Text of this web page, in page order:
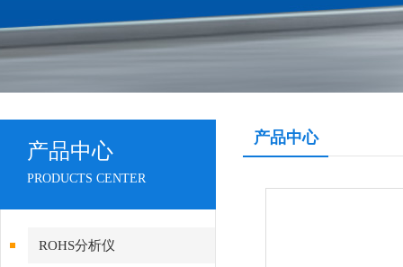
产品中心
PRODUCTS CENTER
ROHS分析仪
产品中心